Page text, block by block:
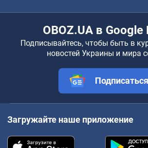
OBOZ.UA в Google
Подписывайтесь, чтобы быть в
новостей Украины и мира
Подписаться
Загружайте наше приложение